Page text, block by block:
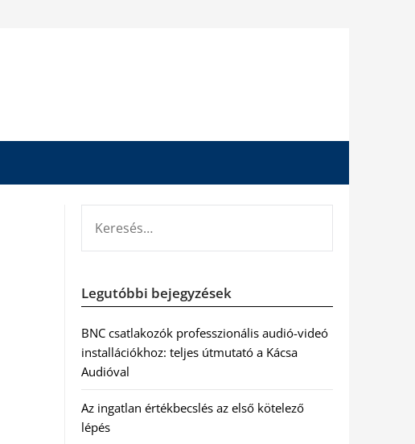
Legutóbbi bejegyzések
BNC csatlakozók professzionális audió-videó
installációkhoz: teljes útmutató a Kácsa
Audióval
Az ingatlan értékbecslés az első kötelező
lépés